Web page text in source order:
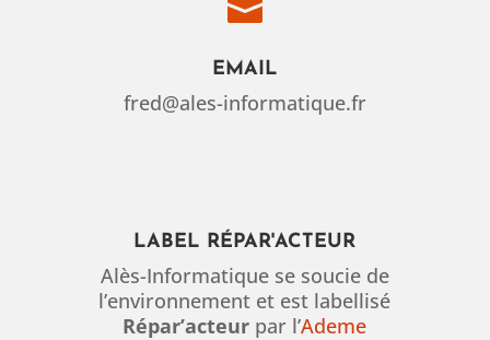

EMAIL
fred@ales-informatique.fr
LABEL RÉPAR'ACTEUR
Alès-Informatique se soucie de
l’environnement et est labellisé
Répar’acteur par l’Ademe